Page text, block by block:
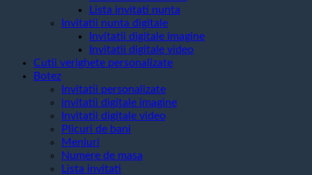
Lista invitati nunta
Invitatii nunta digitale
Invitatii digitale imagine
Invitatii digitale video
Cutii verighete personalizate
Botez
Invitatii personalizate
invitatii digitale imagine
Invitatii digitale video
Plicuri de bani
Meniuri
Numere de masa
Lista invitati